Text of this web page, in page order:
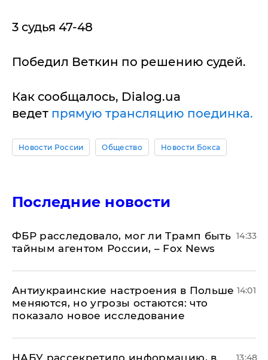
3 судья 47-48
Победил Веткин по решению судей.
Как сообщалось, Dialog.ua
ведет прямую трансляцию поединка.
Новости России Общество Новости Бокса
Последние новости
ФБР расследовало, мог ли Трамп быть
тайным агентом России, – Fox News
14:33
Антиукраинские настроения в Польше
меняются, но угрозы остаются: что
показало новое исследование
14:01
НАБУ рассекретило информацию, в 13:48